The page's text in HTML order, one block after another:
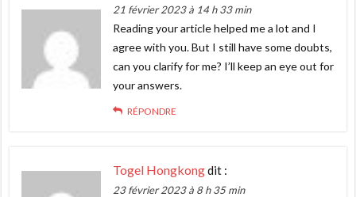
21 février 2023 à 14 h 33 min
Reading your article helped me a lot and I
agree with you. But I still have some doubts,
can you clarify for me? I’ll keep an eye out for
your answers.
RÉPONDRE
Togel Hongkongdit :
23 février 2023 à 8 h 35 min